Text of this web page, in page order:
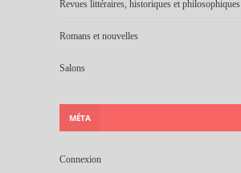
Revues littéraires, historiques et philosophiques
Romans et nouvelles
Salons
MÉTA
Connexion